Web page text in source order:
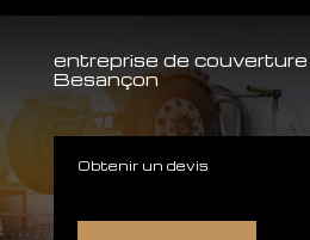
entreprise de couverture
Besançon
Obtenir un devis